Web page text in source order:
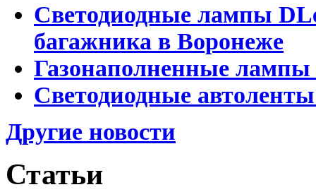
Светодиодные лампы
багажника в Воронеже
Газонаполненные
Светодиодные
Другие новости
Статьи